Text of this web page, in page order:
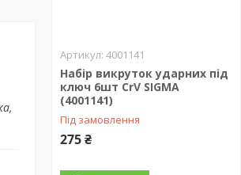
4001141
Набір викруток ударних під
ключ 6шт CrV SIGMA
(4001141)
Під замовлення
275 ₴